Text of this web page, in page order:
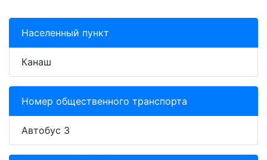
Населенный пункт
Канаш
Номер общественного транспорта
Автобус 3